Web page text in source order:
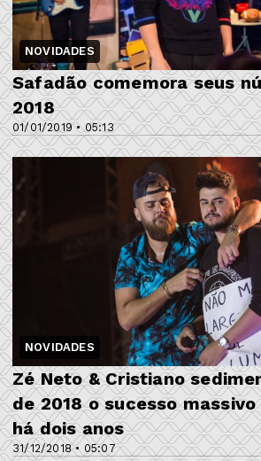
NOVIDADES
01/01/2019 • 05:13
Safadão comemora seus
2018
NOVIDADES
31/12/2018 • 05:07
Zé Neto & Cristiano
de 2018 o sucesso
há dois anos